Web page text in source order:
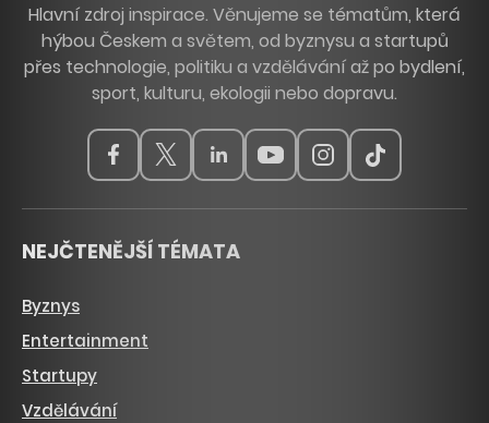
Hlavní zdroj inspirace. Věnujeme se tématům, která
hýbou Českem a světem, od byznysu a startupů
přes technologie, politiku a vzdělávání až po bydlení,
sport, kulturu, ekologii nebo dopravu.
NEJČTENĚJŠÍ TÉMATA
Byznys
Entertainment
Startupy
Vzdělávání